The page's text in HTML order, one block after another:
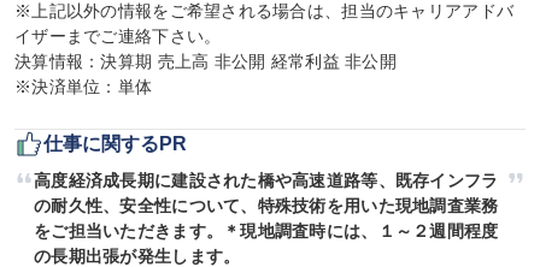
※上記以外の情報をご希望される場合は、担当のキャリアアドバ
イザーまでご連絡下さい。
決算情報：決算期 売上高 非公開 経常利益 非公開
※決済単位：単体
仕事に関するPR
高度経済成長期に建設された橋や高速道路等、既存インフラ
の耐久性、安全性について、特殊技術を用いた現地調査業務
をご担当いただきます。＊現地調査時には、１～２週間程度
の長期出張が発生します。